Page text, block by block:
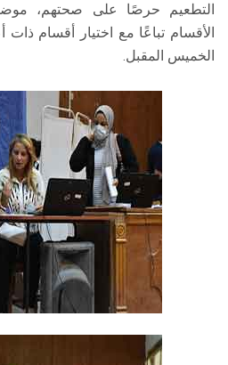
التطعيم حرصًا على صحتهم،
الأقسام تباعًا مع اختيار أقسام ذات
الخميس المقبل.